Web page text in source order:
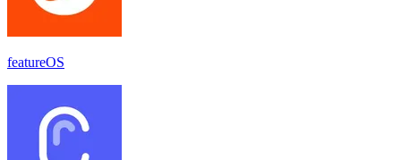
featureOS